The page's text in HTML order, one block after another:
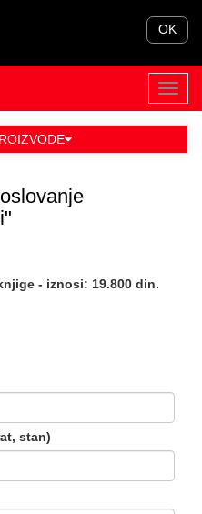
OK
- iznosi: 19.800 din.
stan)